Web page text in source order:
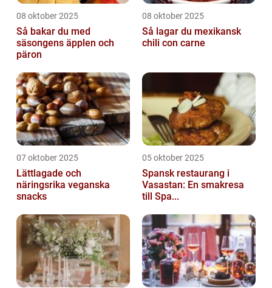
08 oktober 2025
Så bakar du med
säsongens äpplen och
päron
08 oktober 2025
Så lagar du mexikansk
chili con carne
07 oktober 2025
Lättlagade och
näringsrika veganska
snacks
05 oktober 2025
Spansk restaurang i
Vasastan: En smakresa
till Spa...